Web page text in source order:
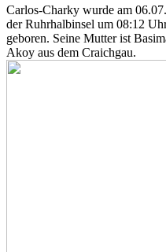
Carlos-Charky wurde am
der Ruhrhalbinsel um 08:12
geboren. Seine Mutter ist
Akoy aus dem Craichgau.